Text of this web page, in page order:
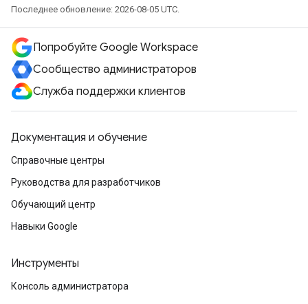
Последнее обновление: 2026-08-05 UTC.
Попробуйте Google Workspace
Сообщество администраторов
Служба поддержки клиентов
Документация и обучение
Справочные центры
Руководства для разработчиков
Обучающий центр
Навыки Google
Инструменты
Консоль администратора